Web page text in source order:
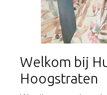
Welkom bij
Hoogstraten